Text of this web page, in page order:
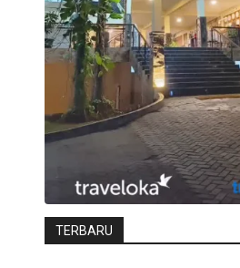
TERBARU